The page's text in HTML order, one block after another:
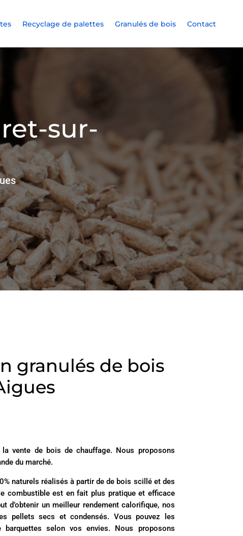
Recyclage de palettes Granulés de bois Contact
sur-
granulés de bois
vente de bois de chauffage. Nous proposons
du marché.
naturels réalisés à partir de de bois scillé et des
combustible est en fait plus pratique et efficace
d’obtenir un meilleur rendement calorifique, nos
pellets secs et condensés. Vous pouvez les
selon vos envies. Nous proposons